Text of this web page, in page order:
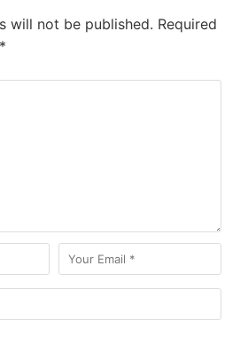
will not be published. Required
*